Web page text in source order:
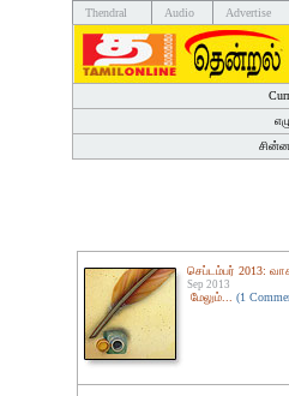
Thendral Audio Advertise
செப்டம்பர் 2013:
Sep 2013
மேலும்... (1